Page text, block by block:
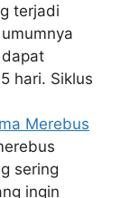
terjadi
hari. Siklus
Merebus
sering
ingin